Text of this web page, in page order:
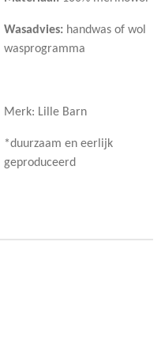
Wasadvies: handwas of wol
wasprogramma
Merk: Lille Barn
*duurzaam en eerlijk
geproduceerd